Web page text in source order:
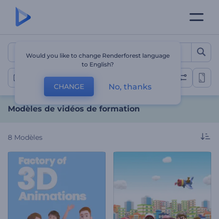
Modèles de vidéos de
Vidéos de formation
Modèles de vidéos de formation
8 Modèles
Would you like to change Renderforest language
to English?
CHANGE No, thanks